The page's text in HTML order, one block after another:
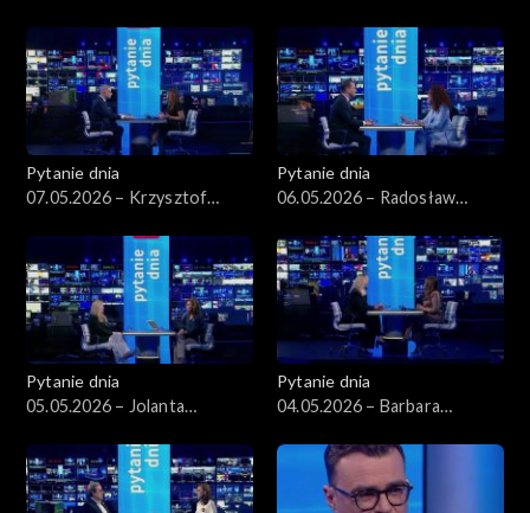
Pytanie dnia
07.05.2026 – Krzysztof
Pytanie dnia
06.05.2026 – Radosław
Pytanie dnia
05.05.2026 – Jolanta
Pytanie dnia
04.05.2026 – Barbara